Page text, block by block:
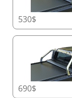
530$
690$